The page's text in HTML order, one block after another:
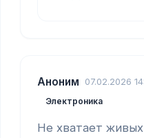
Аноним 07.02.2026
Электроника
Не хватает